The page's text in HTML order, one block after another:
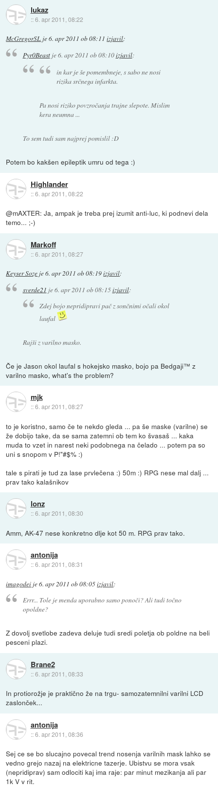
lukaz
::6. apr 2011, 08:22
McGregorSL je6. apr 2011 ob 08:11 izjavil:
Pyr0Beastje6. apr 2011 ob 08:10izjavil:
in kar je še pomembneje, s sabo ne nosi
rizika srčnega infarkta.
Pa nosi riziko povzročanja trajne slepote. Mislim
kera neumna ...
To sem tudi sam najprej pomislil :D
Potem bo kakšen epileptik umru od tega :)
Highlander
::6. apr 2011, 08:22
@mAXTER: Ja, ampak je treba prej izumit anti-luc, ki podnevi dela
temo... ;-)
Markoff
::6. apr 2011, 08:27
Keyser Soze je6. apr 2011 ob 08:19izjavil:
sverde21 je6. apr 2011 ob 08:15izjavil:
Zdej bojo nepridipravi pač z sončnimi očali okol
laufal
Rajši z varilno masko.
Če je Jason okol laufal s hokejsko masko, bojo pa Bedgaji™ z
varilno masko, what's the problem?
mjk
::6. apr 2011, 08:27
to je koristno, samo če te nekdo gleda ... pa še maske (varilne) se
že dobijo take, da se sama zatemni ob tem ko švasaš ... kaka
muda to vzet in narest neki podobnega na čelado ... potem pa so
uni s snopom v P!"#$% :)
tale s pirati je tud za lase prvlečena :) 50m :) RPG nese mal dalj ...
prav tako kalašnikov
lonz
::6. apr 2011, 08:30
Amm, AK-47 nese konkretno dlje kot 50 m. RPG prav tako.
antonija
::6. apr 2011, 08:31
imagodei je6. apr 2011 ob 08:05izjavil:
Errr... Tole je menda uporabno samo ponoči? Ali tudi točno
opoldne?
Z dovolj svetlobe zadeva deluje tudi sredi poletja ob poldne na beli
pesceni plazi.
Brane2
::6. apr 2011, 08:33
In protiorožje je praktično že na trgu- samozatemnilni varilni LCD
zaslonček...
antonija
::6. apr 2011, 08:36
Sej ce se bo slucajno povecal trend nosenja varilnih mask lahko se
vedno grejo nazaj na elektricne tazerje. Ubistvu se mora vsak
(nepridiprav) sam odlociti kaj ima raje: par minut mezikanja ali par
1k V v rit.